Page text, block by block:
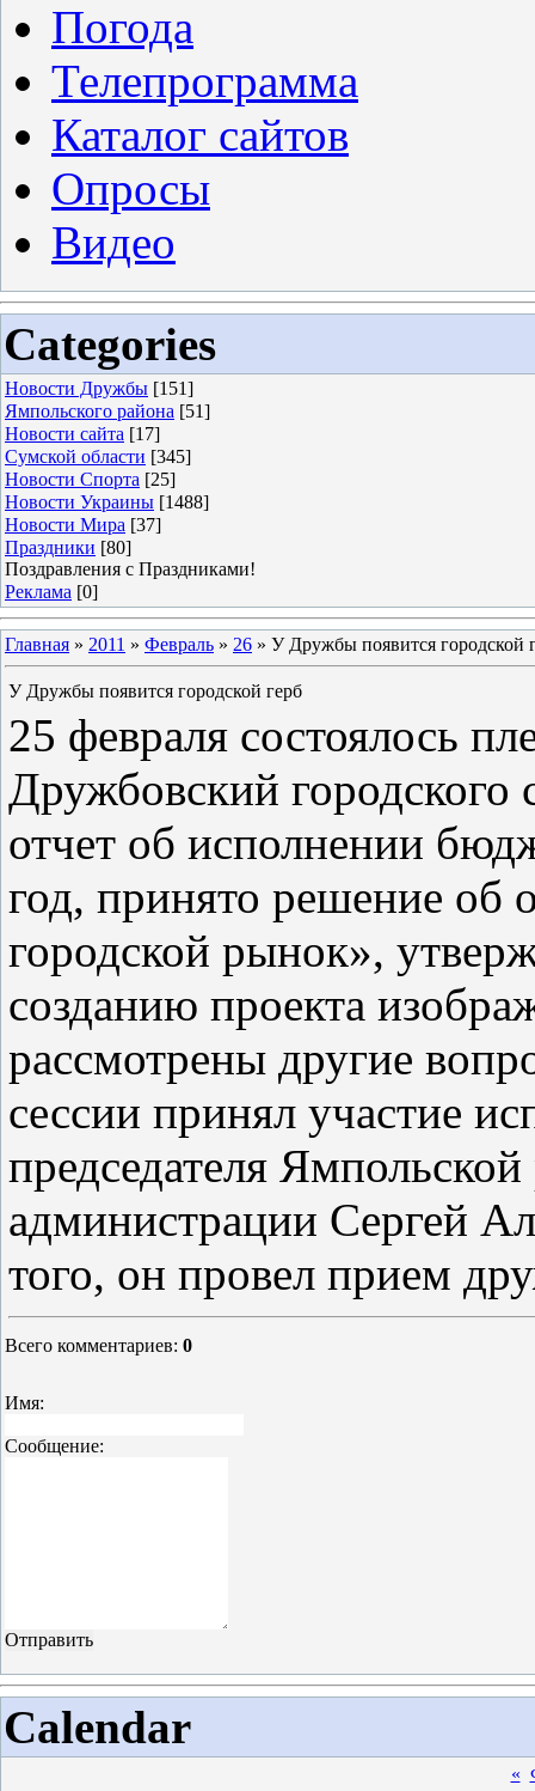
Погода
Телепрограмма
Каталог сайтов
Опросы
Видео
Categories
Новости Дружбы [151]
Ямпольского района [51]
Новости сайта [17]
Сумской области [345]
Новости Спорта [25]
Новости Украины [1488]
Новости Мира [37]
Праздники [80]
Поздравления с Праздниками!
Реклама [0]
Главная » 2011 » Февраль » 26 » У Дружбы появится городской
У Дружбы появится городской герб
25 февраля состоялось
Дружбовский городского
отчет об исполнении
год, принято решение об
городской рынок»,
созданию проекта
рассмотрены другие
сессии принял участие
председателя
администрации Сергей
того, он провел прием
Всего комментариев: 0
Имя:
Сообщение:
Calendar
«